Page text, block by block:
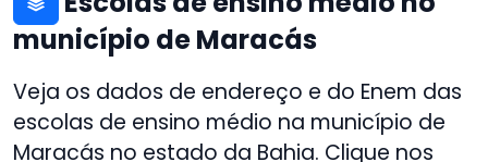
município de Maracás
Veja os dados de endereço e do Enem das
escolas de ensino médio na município de
Maracás no estado da Bahia. Clique nos